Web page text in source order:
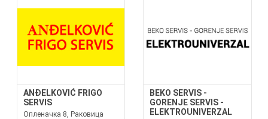
ANĐELKOVIĆ FRIGO
SERVIS
Опленачка 8, Раковица
BEKO SERVIS -
GORENJE SERVIS -
ELEKTROUNIVERZAL